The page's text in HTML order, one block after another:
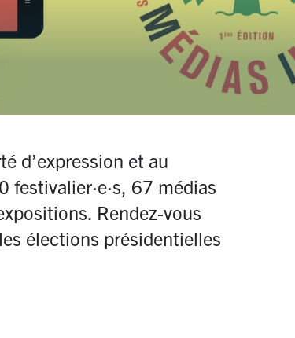
d’expression et au
festivalier·e·s, 67 médias
Rendez-vous
élections présidentielles